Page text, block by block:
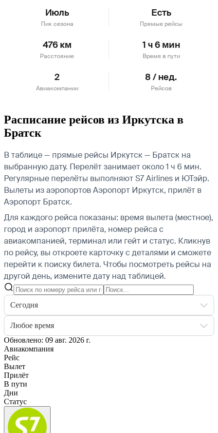
Июль
Пик сезона
Есть
Прямые рейсы
476 км
Расстояние
1 ч 6 мин
Время в пути
2
Авиакомпании
8 / нед.
Рейсов
Расписание рейсов из Иркутска в
Братск
В таблице — прямые рейсы Иркутск — Братск на
выбранную дату. Перелёт занимает около 1 ч 6 мин.
Регулярные перелёты выполняют S7 Airlines и ЮТэйр.
Вылеты из аэропортов Аэропорт Иркутск, прилёт в
Аэропорт Братск.
Для каждого рейса показаны: время вылета (местное),
город и аэропорт прилёта, номер рейса с
авиакомпанией, терминал или гейт и статус. Кликнув
по рейсу, вы откроете карточку с деталями и сможете
перейти к поиску билета. Чтобы посмотреть рейсы на
другой день, измените дату над таблицей.
Сегодня
Любое время
Обновлено: 09 авг. 2026 г.
Авиакомпания
Рейс
Вылет
Прилёт
В пути
Дни
Статус